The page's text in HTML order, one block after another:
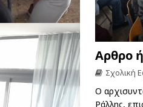
Αρθρο
Σχολική
Ο
Ράλλης,